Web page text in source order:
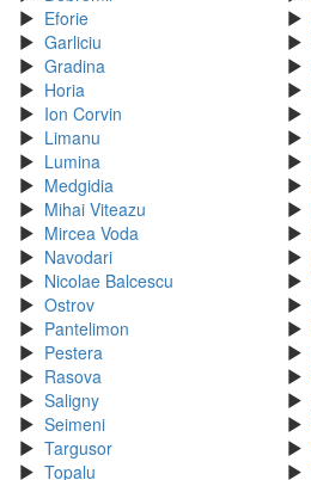
Eforie
Garliciu
Gradina
Horia
Ion Corvin
Limanu
Lumina
Medgidia
Mihai Viteazu
Mircea Voda
Navodari
Nicolae Balcescu
Ostrov
Pantelimon
Pestera
Rasova
Saligny
Seimeni
Targusor
Topalu